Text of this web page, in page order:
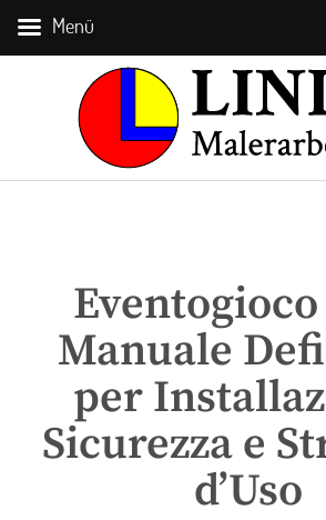
Manuale
per
Sicurezza e
d’Uso
Menü